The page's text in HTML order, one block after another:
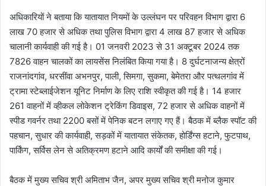
अधिकारियों ने बताया कि यातायात नियमों के उल्लंघन पर परिवहन विभाग द्वारा 6
लाख 70 हजार से अधिक तथा पुलिस विभाग द्वारा 4 लाख 87 हजार से अधिक
चालानी कार्यवाही की गई है। 01 जनवरी 2023 से 31 अक्टूबर 2024 तक
7826 वाहन चालकों का लायसेंस निलंबित किया गया है। 8 दुर्घटनाजन्य क्षेत्रों
राजनांदगांव, धरसींवा अभनपुर, पाली, सिमगा, सुकमा, बेमेतरा और पत्थलगांव में
ट्रामा स्टेब्लाईजेशन यूनिट निर्माण के लिए राशि स्वीकृत की गई है। 14 हजार
261 वाहनों में व्हीकल लोकेशन ट्रेकिंग डिवाइस, 72 हजार से अधिक वाहनों में
स्पीड गवर्नर तथा 2200 बसों में पेनिक बटन लगाए गए हैं। बैठक में ब्लैक स्पॉट की
पहचान, सुधार की कार्यवाही, सड़कों में यातायात संकेतक, होर्डिंग्स हटाने, फुटपाथ,
पार्किंग, सर्विस लेन से अतिक्रमण हटाने आदि कार्यों की समीक्षा की गई।
बैठक में मुख्य सचिव श्री अमिताभ जैन, अपर मुख्य सचिव श्री मनोज कुमार